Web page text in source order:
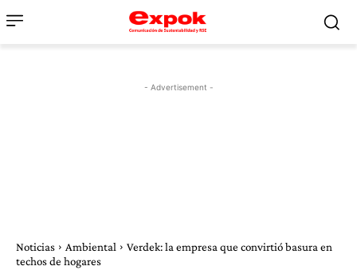
- Advertisement -
Noticias Ambiental
Verdek: la empresa que convirtió basura en
techos de hogares